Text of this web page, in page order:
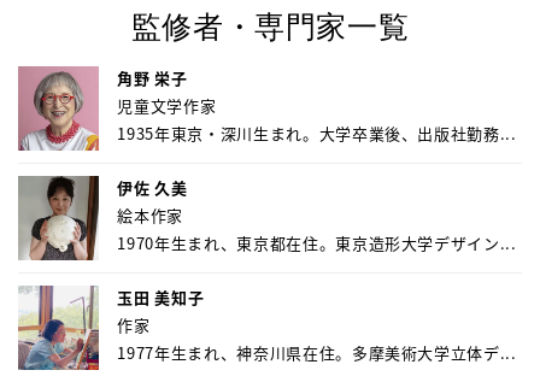
監修者・専門家一覧
角野 栄子
児童文学作家
1935年東京・深川生まれ。大学卒業後、出版社勤務...
伊佐 久美
絵本作家
1970年生まれ、東京都在住。東京造形大学デザイン...
玉田 美知子
作家
1977年生まれ、神奈川県在住。多摩美術大学立体デ...